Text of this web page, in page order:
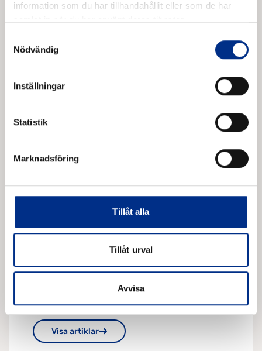
information som du har tillhandahållit eller som de har
Nödvändig
Inställningar
Statistik
Marknadsföring
Tillåt alla
Tillåt urval
Avvisa
Mallar
Förhandsgranska och ladda ner mallar för att komma
Artiklar
Dokument, information och artiklar för dig som vill
Visa artiklar